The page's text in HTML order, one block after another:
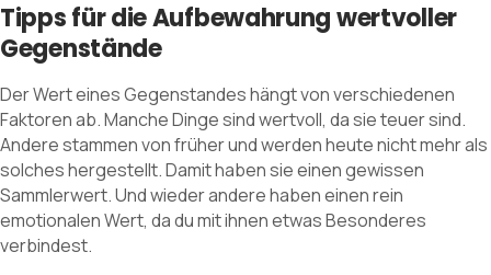
Tipps für die Aufbewahrung wertvoller
Gegenstände
Der Wert eines Gegenstandes hängt von verschiedenen
Faktoren ab. Manche Dinge sind wertvoll, da sie teuer sind.
Andere stammen von früher und werden heute nicht mehr als
solches hergestellt. Damit haben sie einen gewissen
Sammlerwert. Und wieder andere haben einen rein
emotionalen Wert, da du mit ihnen etwas Besonderes
verbindest.